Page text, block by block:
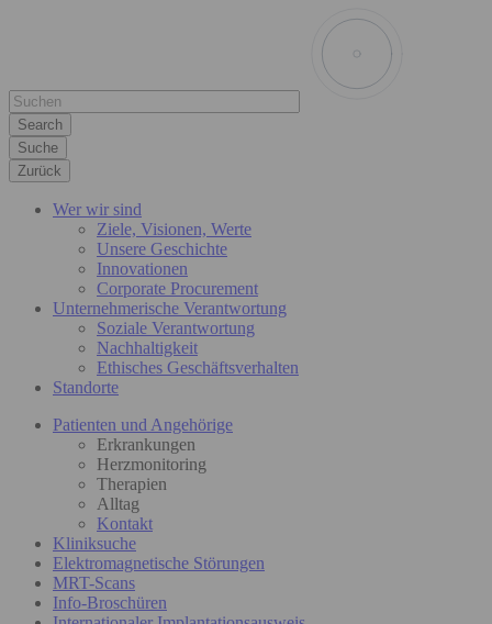
Suche
Zurück
Wer wir sind
Ziele, Visionen, Werte
Unsere Geschichte
Innovationen
Corporate Procurement
Unternehmerische Verantwortung
Soziale Verantwortung
Nachhaltigkeit
Ethisches Geschäftsverhalten
Standorte
Patienten und Angehörige
Erkrankungen
Herzmonitoring
Therapien
Alltag
Kontakt
Kliniksuche
Elektromagnetische Störungen
MRT-Scans
Info-Broschüren